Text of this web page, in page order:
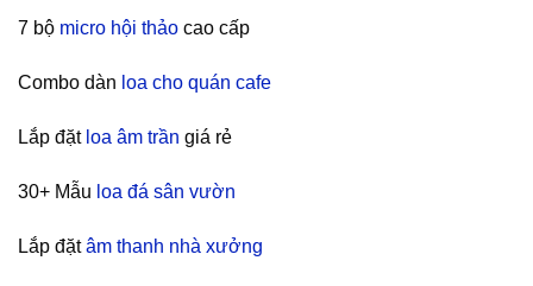
7 bộ micro hội thảo cao cấp
Combo dàn loa cho quán cafe
Lắp đặt loa âm trần giá rẻ
30+ Mẫu loa đá sân vườn
Lắp đặtâm thanh nhà xưởng